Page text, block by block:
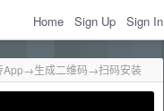
Home Sign Up Sign In
App→生成二维码→扫码安装